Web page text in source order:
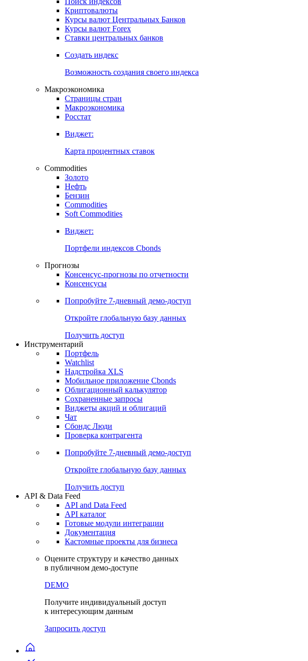
Получить доступ
Индикаторы рынка
Поиск индексов
Криптовалюты
Курсы валют Центральных Банков
Курсы валют Forex
Ставки центральных банков
Создать индекс
Возможность создания своего индекса
Макроэкономика
Страницы стран
Макроэкономика
Росстат
Виджет:
Карта процентных ставок
Commodities
Золото
Нефть
Бензин
Commodities
Soft Commodities
Виджет:
Портфели индексов Cbonds
Прогнозы
Консенсус-прогнозы по отчетности
Консенсусы
Попробуйте7-дневный
Откройте глобальную базу данных
Получить доступ
Инструментарий
Портфель
Watchlist
Надстройка XLS
Мобильное приложение Cbonds
Облигационный калькулятор
Сохраненные запросы
Виджеты акций и облигаций
Чат
Сбондс Люди
Проверка контрагента
Попробуйте7-дневный
Откройте глобальную базу данных
Получить доступ
API & Data Feed
API and Data Feed
API каталог
Документация
Кастомные проекты для бизнеса
Оцените структуру и качество данных
в публичном демо-доступе
DEMO
Получите индивидуальный доступ